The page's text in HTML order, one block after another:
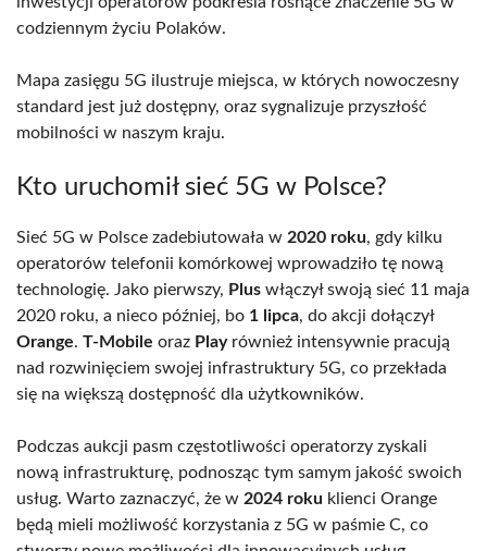
codziennym życiu Polaków.
Mapa zasięgu 5G ilustruje miejsca, w których nowoczesny
standard jest już dostępny, oraz sygnalizuje przyszłość
mobilności w naszym kraju.
Kto uruchomił sieć 5G w Polsce?
Sieć 5G w Polsce zadebiutowała w 2020 roku, gdy kilku
operatorów telefonii komórkowej wprowadziło tę nową
technologię. Jako pierwszy, Plus włączył swoją sieć 11 maja
2020 roku, a nieco później, bo 1 lipca, do akcji dołączył
Orange. T-Mobile oraz Playrównież intensywnie pracują
nad rozwinięciem swojej infrastruktury 5G, co przekłada
się na większą dostępność dla użytkowników.
Podczas aukcji pasm częstotliwości operatorzy zyskali
nową infrastrukturę, podnosząc tym samym jakość swoich
usług. Warto zaznaczyć, że w 2024 roku klienci Orange
będą mieli możliwość korzystania z 5G w paśmie C, co